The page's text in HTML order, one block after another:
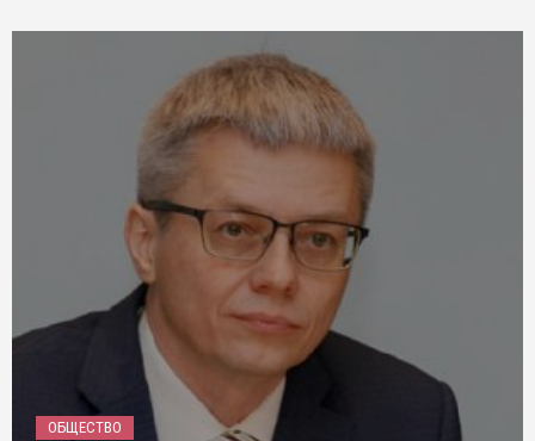
ОБЩЕСТВО